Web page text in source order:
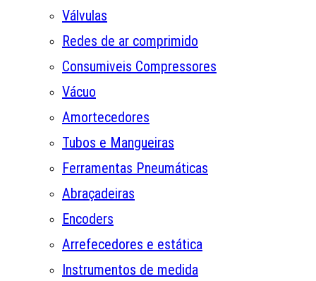
Válvulas
Redes de ar comprimido
Consumiveis Compressores
Vácuo
Amortecedores
Tubos e Mangueiras
Ferramentas Pneumáticas
Abraçadeiras
Encoders
Arrefecedores e estática
Instrumentos de medida